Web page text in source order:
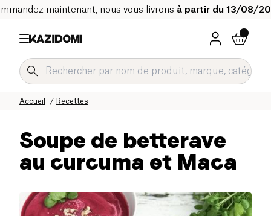
maintenant, nous vous livrons à partir du 13/08/
Recettes
Accueil
Soupe de betterave
au curcuma et Maca